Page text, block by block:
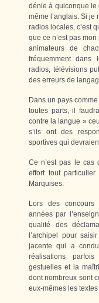
dénie à quiconque le
même l’anglais. Si je
radios locales, c’est
que ce n’est pas
animateurs de
fréquemment dans
radios, télévisions
des erreurs de
Dans un pays
toutes parts, il
contre la langue »
s’ils ont des
sportives qui
Ce n’est pas le cas
effort tout
Marquises.
Lors des
années par
qualité des
l’archipel pour
jacente qui a
réalisations
gestuelles et la
dont nombreux sont
eux-mêmes les